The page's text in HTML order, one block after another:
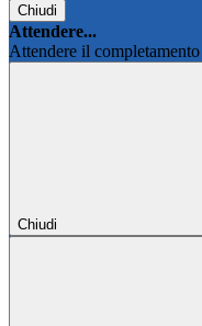
Chiudi
Attendere...
Attendere il
Chiudi